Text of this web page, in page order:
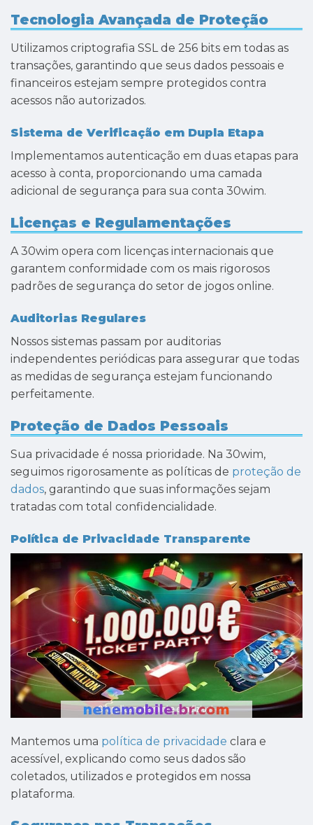
Tecnologia Avançada de Proteção
Utilizamos criptografia SSL de 256 bits em todas as
transações, garantindo que seus dados pessoais e
financeiros estejam sempre protegidos contra
acessos não autorizados.
Sistema de Verificação em Dupla Etapa
Implementamos autenticação em duas etapas para
acesso à conta, proporcionando uma camada
adicional de segurança para sua conta 30wim.
Licenças e Regulamentações
A 30wim opera com licenças internacionais que
garantem conformidade com os mais rigorosos
padrões de segurança do setor de jogos online.
Auditorias Regulares
Nossos sistemas passam por auditorias
independentes periódicas para assegurar que todas
as medidas de segurança estejam funcionando
perfeitamente.
Proteção de Dados Pessoais
Sua privacidade é nossa prioridade. Na 30wim,
seguimos rigorosamente as políticas de proteção de
dados, garantindo que suas informações sejam
tratadas com total confidencialidade.
Política de Privacidade Transparente
Mantemos uma política de privacidade clara e
acessível, explicando como seus dados são
coletados, utilizados e protegidos em nossa
plataforma.